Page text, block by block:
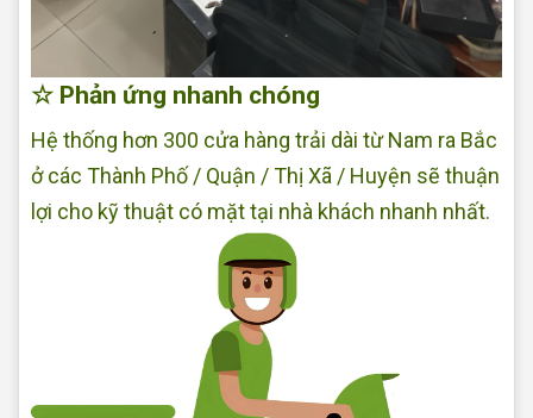
☆ Phản ứng nhanh chóng
Hệ thống hơn 300 cửa hàng trải dài từ Nam ra Bắc
ở các Thành Phố / Quận / Thị Xã / Huyện sẽ thuận
lợi cho kỹ thuật có mặt tại nhà khách nhanh nhất.